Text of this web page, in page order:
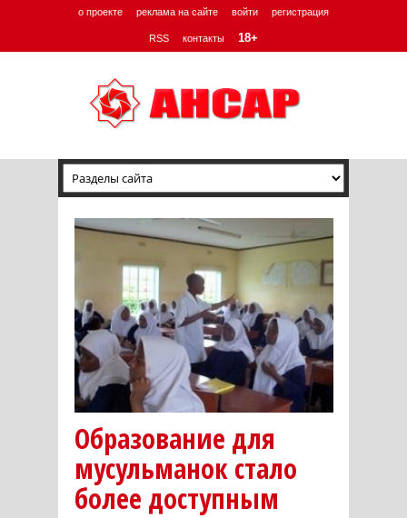
о проекте реклама на сайте войти регистрация
RSS контакты 18+
Образование для
мусульманок стало
более доступным